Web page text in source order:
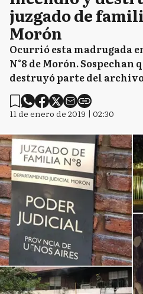
juzgado de
Morón
Ocurrió esta madrugada
N°8 de Morón. Sospechan
destruyó parte del
11 de enero de 2019 | 02:30